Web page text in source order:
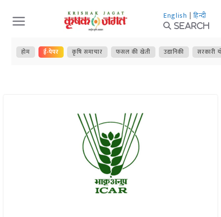
Skip
to
content
English | हिन्दी
Search
होम ई-पेपर कृषि समाचार फसल की खेती उद्यानिकी सरकारी